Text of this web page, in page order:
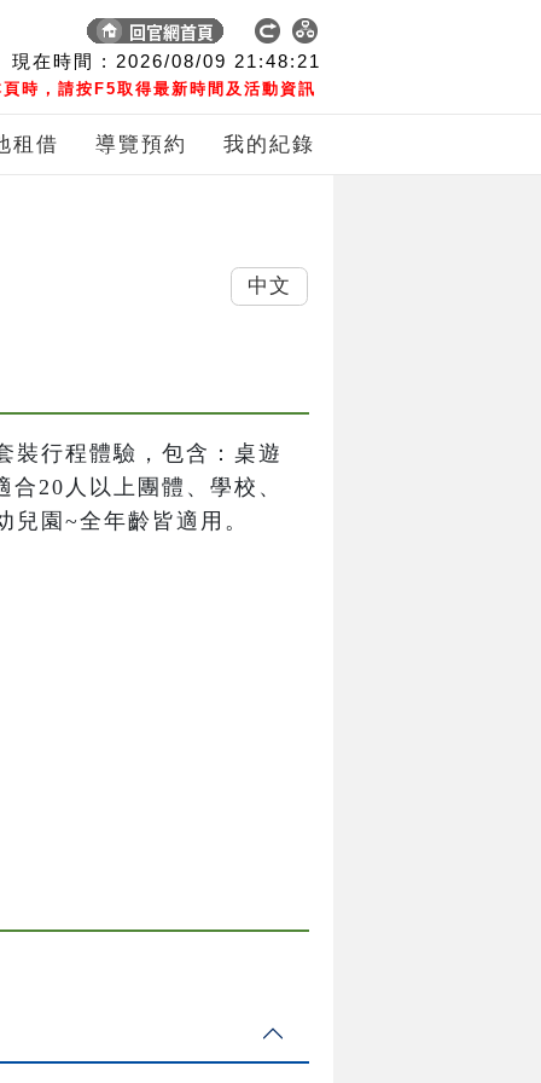
現在時間 : 2026/08/09 21:48:22
時，請按F5取得最新時間及活動資訊
租借 導覽預約 我的紀錄
裝行程體驗，包含：桌遊
20人以上團體、學校、
園~全年齡皆適用。